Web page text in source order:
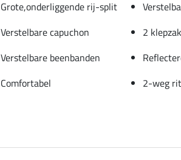
Grote,onderliggende rij-split
Verstelbare capuchon
2
Verstelbare beenbanden
Comfortabel
2-weg